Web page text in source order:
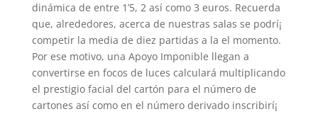
dinámica de entre 1’5, 2 así­ como 3 euros. Recuerda
que, alrededores, acerca de nuestras salas se podrí¡
competir la media de diez partidas a la el momento.
Por ese motivo, una Apoyo Imponible llegan a
convertirse en focos de luces calculará multiplicando
el prestigio facial del cartón para el número de
cartones así­ como en el número derivado inscribirí¡